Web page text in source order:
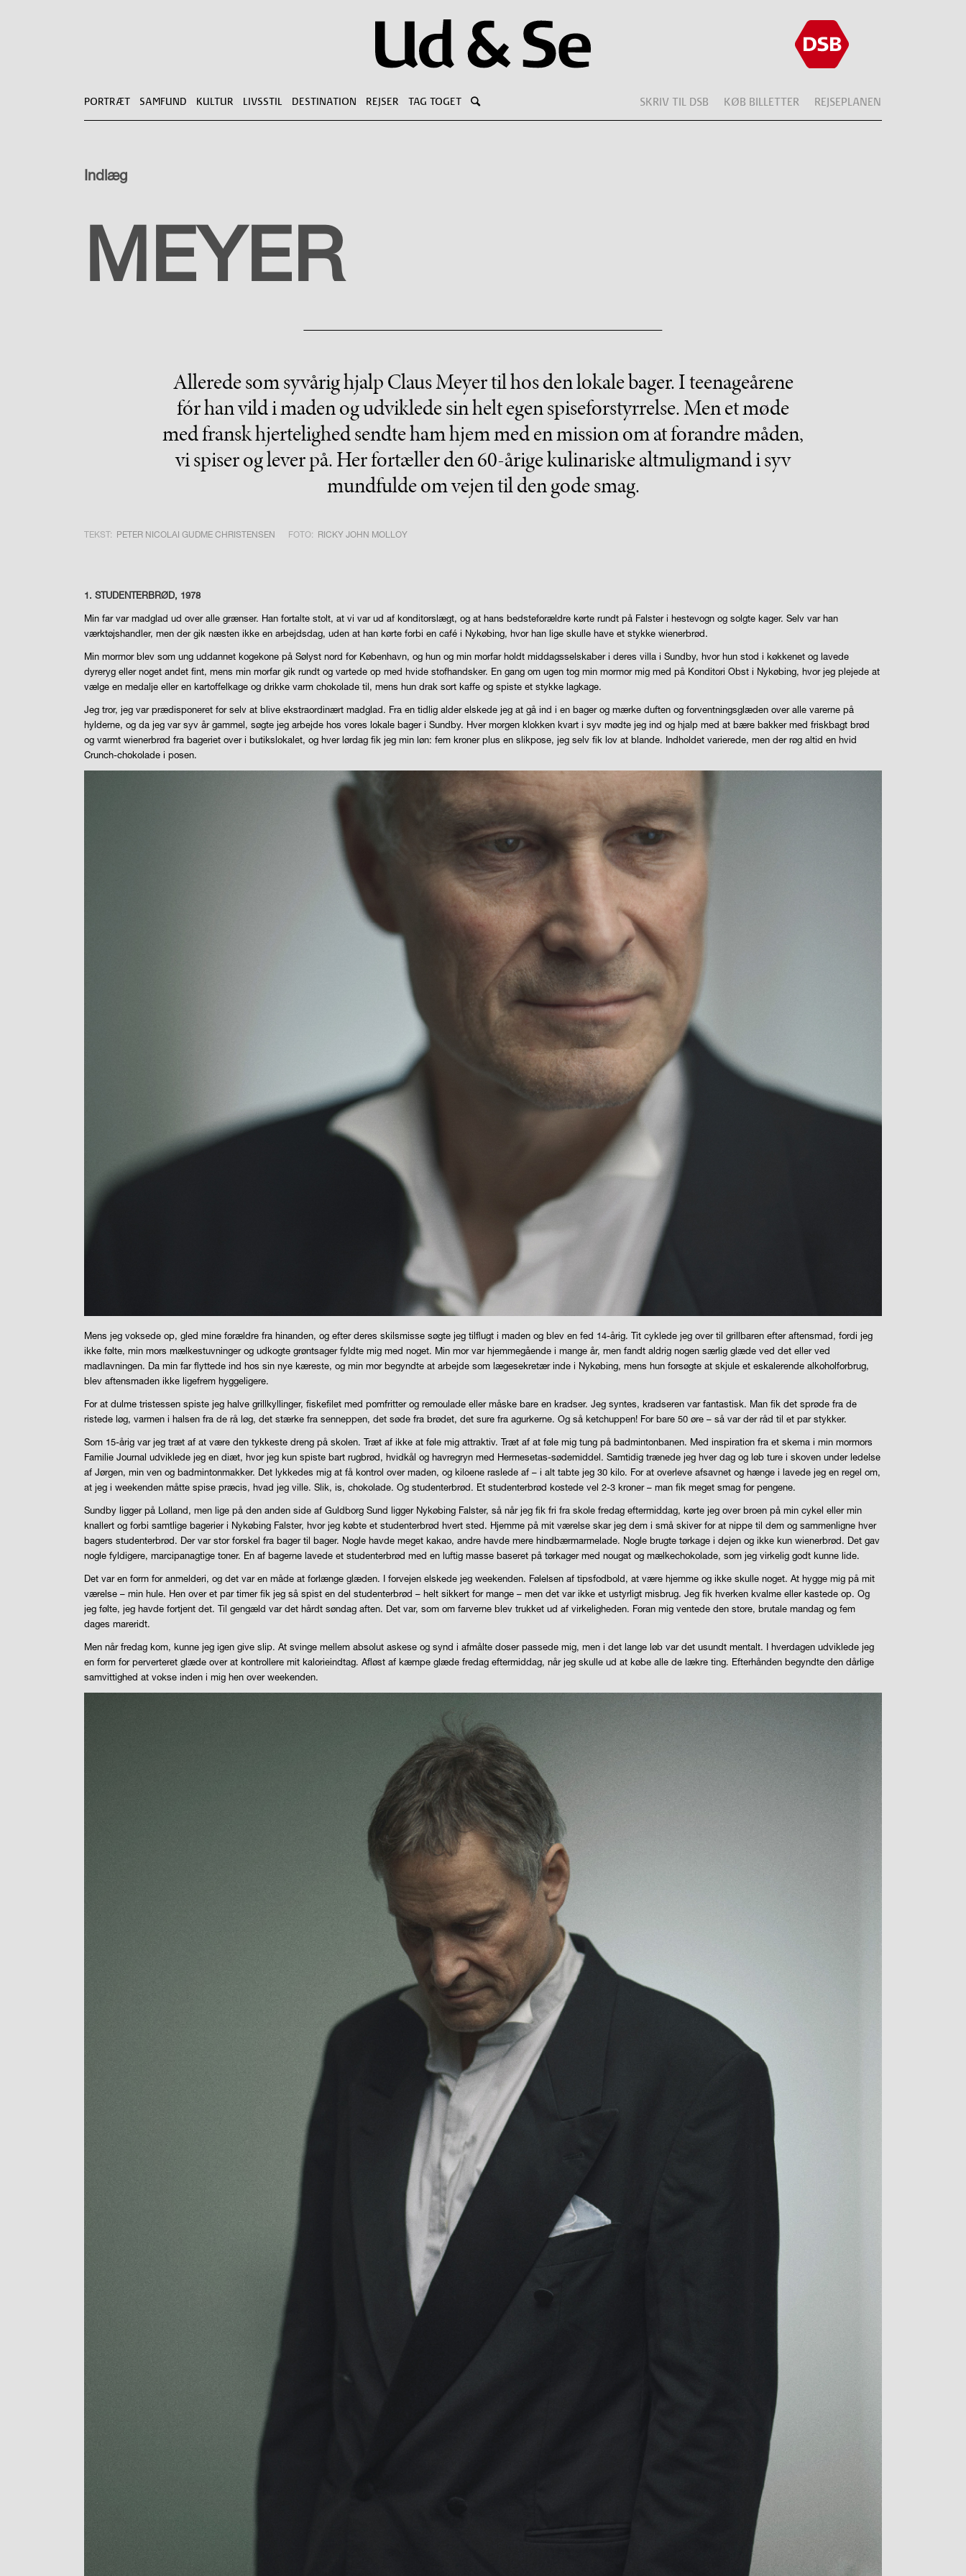
PORTRÆT SAMFUND KULTUR LIVSSTIL DESTINATION REJSER TAG TOGET SKRIV TIL DSB KØB BILLETTER REJSEPLANEN
Indlæg
PORTRÆT
MEYER
Allerede som syvårig hjalp Claus Meyer til hos den lokale bager. I teenageårene
fór han vild i maden og udviklede sin helt egen spiseforstyrrelse. Men et møde
med fransk hjertelighed sendte ham hjem med en mission om at forandre måden,
vi spiser og lever på. Her fortæller den 60-årige kulinariske altmuligmand i syv
mundfulde om vejen til den gode smag.
TEKST: PETER NICOLAI GUDME CHRISTENSEN FOTO: RICKY JOHN MOLLOY
1. STUDENTERBRØD, 1978
Min far var madglad ud over alle grænser. Han fortalte stolt, at vi var ud af konditorslægt, og at hans bedsteforældre kørte rundt på Falster i hestevogn og solgte kager. Selv var han
værktøjshandler, men der gik næsten ikke en arbejdsdag, uden at han kørte forbi en café i Nykøbing, hvor han lige skulle have et stykke wienerbrød.
Min mormor blev som ung uddannet kogekone på Sølyst nord for København, og hun og min morfar holdt middagsselskaber i deres villa i Sundby, hvor hun stod i køkkenet og lavede
dyreryg eller noget andet fint, mens min morfar gik rundt og vartede op med hvide stofhandsker. En gang om ugen tog min mormor mig med på Konditori Obst i Nykøbing, hvor jeg plejede at
vælge en medalje eller en kartoffelkage og drikke varm chokolade til, mens hun drak sort kaffe og spiste et stykke lagkage.
Jeg tror, jeg var prædisponeret for selv at blive ekstraordinært madglad. Fra en tidlig alder elskede jeg at gå ind i en bager og mærke duften og forventningsglæden over alle varerne på
hylderne, og da jeg var syv år gammel, søgte jeg arbejde hos vores lokale bager i Sundby. Hver morgen klokken kvart i syv mødte jeg ind og hjalp med at bære bakker med friskbagt brød
og varmt wienerbrød fra bageriet over i butikslokalet, og hver lørdag fik jeg min løn: fem kroner plus en slikpose, jeg selv fik lov at blande. Indholdet varierede, men der røg altid en hvid
Crunch-chokolade i posen.
Mens jeg voksede op, gled mine forældre fra hinanden, og efter deres skilsmisse søgte jeg tilflugt i maden og blev en fed 14-årig. Tit cyklede jeg over til grillbaren efter aftensmad, fordi jeg
ikke følte, min mors mælkestuvninger og udkogte grøntsager fyldte mig med noget. Min mor var hjemmegående i mange år, men fandt aldrig nogen særlig glæde ved det eller ved
madlavningen. Da min far flyttede ind hos sin nye kæreste, og min mor begyndte at arbejde som lægesekretær inde i Nykøbing, mens hun forsøgte at skjule et eskalerende alkoholforbrug,
blev aftensmaden ikke ligefrem hyggeligere.
For at dulme tristessen spiste jeg halve grillkyllinger, fiskefilet med pomfritter og remoulade eller måske bare en kradser. Jeg syntes, kradseren var fantastisk. Man fik det sprøde fra de
ristede løg, varmen i halsen fra de rå løg, det stærke fra senneppen, det søde fra brødet, det sure fra agurkerne. Og så ketchuppen! For bare 50 øre – så var der råd til et par stykker.
Som 15-årig var jeg træt af at være den tykkeste dreng på skolen. Træt af ikke at føle mig attraktiv. Træt af at føle mig tung på badmintonbanen. Med inspiration fra et skema i min mormors
Familie Journal udviklede jeg en diæt, hvor jeg kun spiste bart rugbrød, hvidkål og havregryn med Hermesetas-sødemiddel. Samtidig trænede jeg hver dag og løb ture i skoven under ledelse
af Jørgen, min ven og badmintonmakker. Det lykkedes mig at få kontrol over maden, og kiloene raslede af – i alt tabte jeg 30 kilo. For at overleve afsavnet og hænge i lavede jeg en regel om,
at jeg i weekenden måtte spise præcis, hvad jeg ville. Slik, is, chokolade. Og studenterbrød. Et studenterbrød kostede vel 2-3 kroner – man fik meget smag for pengene.
Sundby ligger på Lolland, men lige på den anden side af Guldborg Sund ligger Nykøbing Falster, så når jeg fik fri fra skole fredag eftermiddag, kørte jeg over broen på min cykel eller min
knallert og forbi samtlige bagerier i Nykøbing Falster, hvor jeg købte et studenterbrød hvert sted. Hjemme på mit værelse skar jeg dem i små skiver for at nippe til dem og sammenligne hver
bagers studenterbrød. Der var stor forskel fra bager til bager. Nogle havde meget kakao, andre havde mere hindbærmarmelade. Nogle brugte tørkage i dejen og ikke kun wienerbrød. Det gav
nogle fyldigere, marcipanagtige toner. En af bagerne lavede et studenterbrød med en luftig masse baseret på tørkager med nougat og mælkechokolade, som jeg virkelig godt kunne lide.
Det var en form for anmelderi, og det var en måde at forlænge glæden. I forvejen elskede jeg weekenden. Følelsen af tipsfodbold, at være hjemme og ikke skulle noget. At hygge mig på mit
værelse – min hule. Hen over et par timer fik jeg så spist en del studenterbrød – helt sikkert for mange – men det var ikke et ustyrligt misbrug. Jeg fik hverken kvalme eller kastede op. Og
jeg følte, jeg havde fortjent det. Til gengæld var det hårdt søndag aften. Det var, som om farverne blev trukket ud af virkeligheden. Foran mig ventede den store, brutale mandag og fem
dages mareridt.
Men når fredag kom, kunne jeg igen give slip. At svinge mellem absolut askese og synd i afmålte doser passede mig, men i det lange løb var det usundt mentalt. I hverdagen udviklede jeg
en form for perverteret glæde over at kontrollere mit kalorieindtag. Afløst af kæmpe glæde fredag eftermiddag, når jeg skulle ud at købe alle de lækre ting. Efterhånden begyndte den dårlige
samvittighed at vokse inden i mig hen over weekenden.